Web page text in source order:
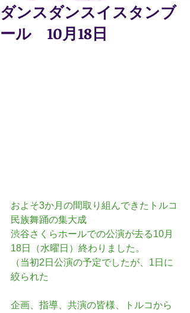
ダンスダンスイスタンブ
ール 10月18日
およそ3か月の間取り組んできたトルコ
民族舞踊の集大成
渋谷さくらホールでの公演が去る10月
18日（水曜日）終わりました。
（当初2日公演の予定でしたが、1日に
絞られた
企画、指導、共演の皆様、トルコから